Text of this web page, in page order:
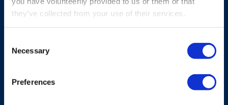
they’ve collected from your use of their services.
Selection
Necessary
Preferences
G6 NiMH batterijlader